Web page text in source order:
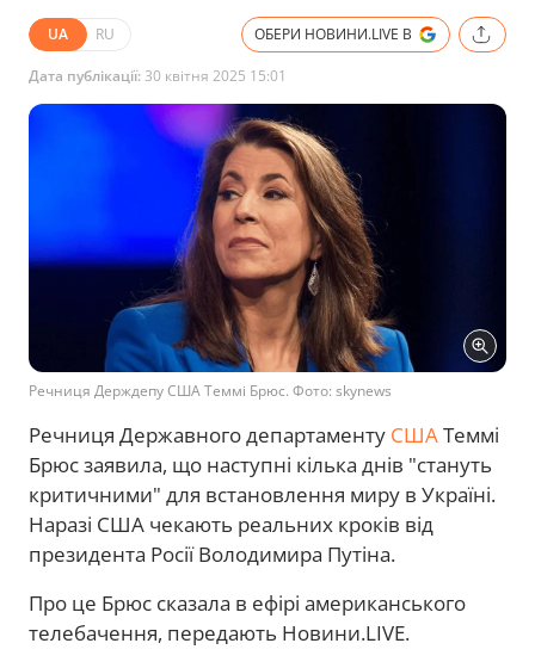
UA RU ОБЕРИ НОВИНИ.LIVE В
Дата публікації: 30 квітня 2025 15:01
Речниця Держдепу США Теммі Брюс. Фото: skynews
Речниця Державного департаменту СШАТеммі
Брюс заявила, що наступні кілька днів "стануть
критичними" для встановлення миру в Україні.
Наразі США чекають реальних кроків від
президента Росії Володимира Путіна.
Про це Брюс сказала в ефірі американського
телебачення, передають Новини.LIVE.